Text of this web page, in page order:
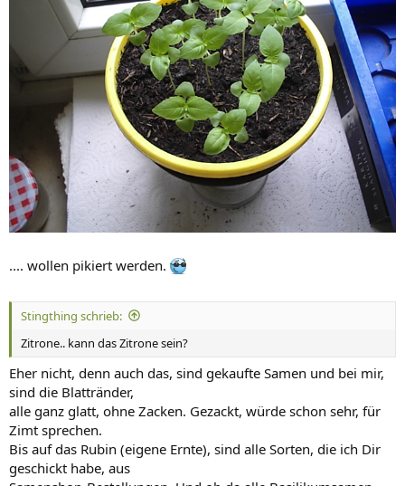
.... wollen pikiert werden.
Stingthing schrieb:
Zitrone.. kann das Zitrone sein?
Eher nicht, denn auch das, sind gekaufte Samen und bei mir,
sind die Blattränder,
alle ganz glatt, ohne Zacken. Gezackt, würde schon sehr, für
Zimt sprechen.
Bis auf das Rubin (eigene Ernte), sind alle Sorten, die ich Dir
geschickt habe, aus